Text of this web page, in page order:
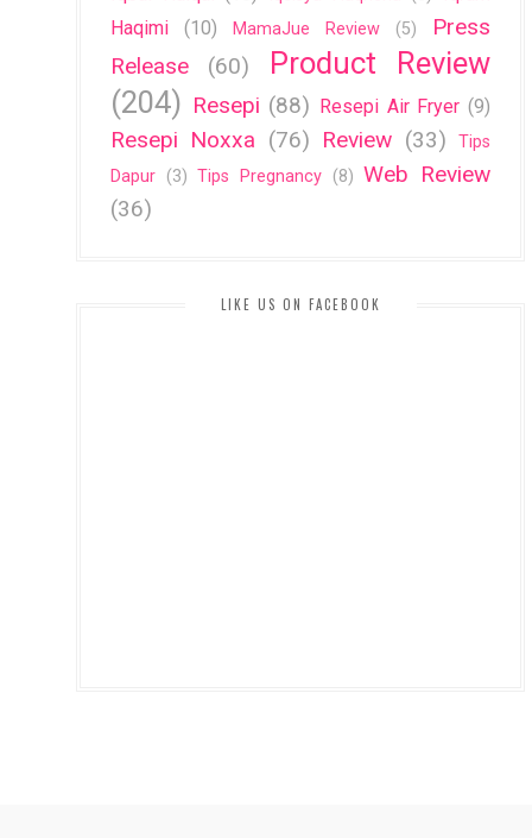
Haqimi
(10) MamaJue Review (5)
Press
Release
(60)
Product Review
(204) Resepi (88) Resepi Air Fryer (9)
Resepi Noxxa (76) Review (33)
Tips
Dapur (3) Tips Pregnancy (8) Web Review
(36)
LIKE US ON FACEBOOK